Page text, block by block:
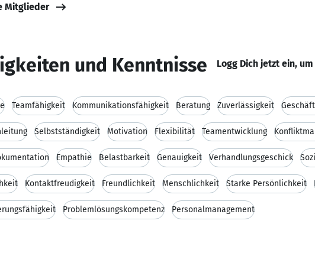
Mitglieder
und Kenntnisse Logg Dich jetzt ein,
Teamfähigkeit Kommunikationsfähigkeit Beratung Zuverlässigkeit
Selbstständigkeit Motivation Flexibilität Teamentwicklung
Empathie Belastbarkeit Genauigkeit Verhandlungsgeschick
Kontaktfreudigkeit Freundlichkeit Menschlichkeit Starke Persönlichkeit
Problemlösungskompetenz Personalmanagement